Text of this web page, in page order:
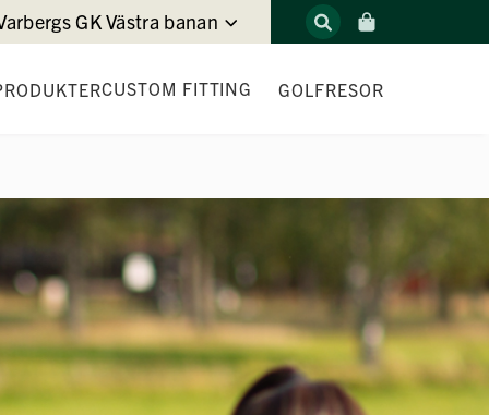
GK Västra banan
CUSTOM FITTING
JÄRN- & HYBRID FITTING
WEDGE FITTING
PUTTER FITTING
LOFT & LIE CHECK
GAME FITTING EXPERIENCE
GOLFRESOR